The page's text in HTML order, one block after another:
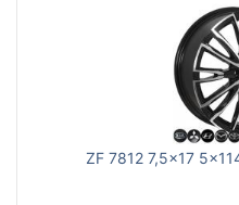
ZF 7812 7,5x17